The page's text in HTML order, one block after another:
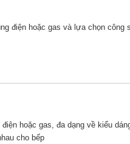
điện hoặc gas và lựa chọn công
hoặc gas, đa dạng về kiểu
cho bếp